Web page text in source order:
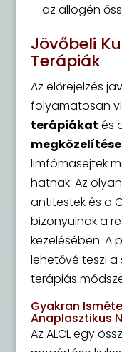
az allogén
Jövőbeli
Terápiák
Az előrejelzés
folyamatosan
terápiákat és
limfómasejtek
hatnak. Az
antitestek és a
bizonyulnak a
kezelésében. A
lehetővé teszi
terápiás
Gyakran
Anaplasztikus
Az ALCL egy